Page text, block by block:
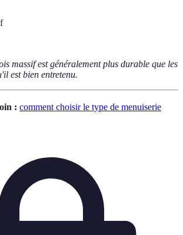
massif est généralement plus durable que les
est bien entretenu.
: comment choisir le type de menuiserie